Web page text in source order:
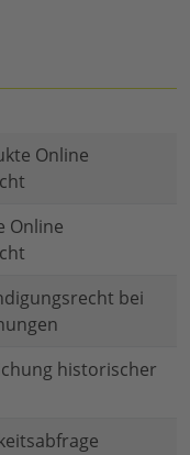
Online
Online
bei
historischer